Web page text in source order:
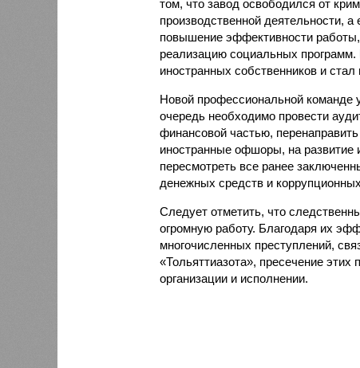
том, что завод освободился от
производственной деятельности,
повышение эффективности
реализацию социальных программ.
иностранных собственников и
Новой профессиональной команде
очередь необходимо провести
финансовой частью,
иностранные офшоры, на развитие
пересмотреть все ранее
денежных средств и
Следует отметить, что
огромную работу. Благодаря их
многочисленных преступлений,
«Тольяттиазота», пресечение
организации и исполнении.